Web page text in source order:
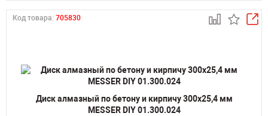
Код товара: 705830
Диск алмазный по бетону и кирпичу 300х25,4 мм
MESSER DIY 01.300.024